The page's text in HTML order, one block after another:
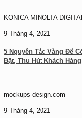
KONICA MINOLTA
9 Tháng 4, 2021
5 Nguyên Tắc Vàng Để
Bật, Thu Hút Khách Hàng
mockups-design.com
9 Tháng 4, 2021